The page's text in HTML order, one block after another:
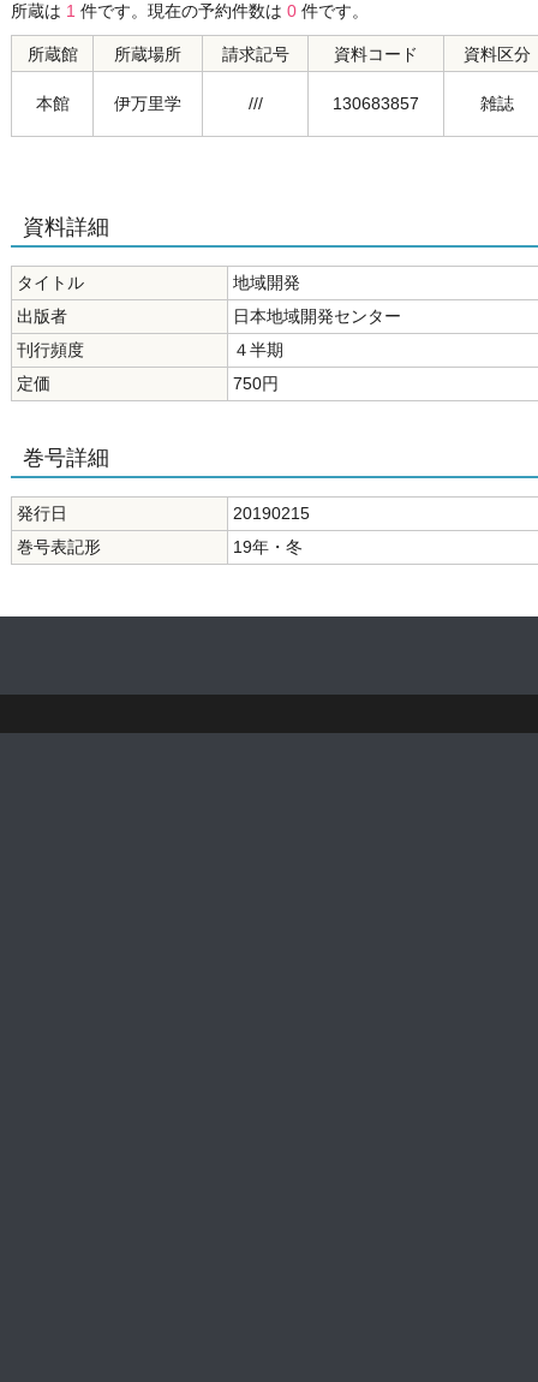
所蔵は 1 件です。現在の予約件数は 0 件です。
所蔵館 所蔵場所 請求記号 資料コード 資料区分
本館 伊万里学 /// 130683857 雑誌
資料詳細
タイトル
地域開発
出版者
日本地域開発センター
刊行頻度
４半期
定価
750円
巻号詳細
発行日
20190215
巻号表記形
19年・冬